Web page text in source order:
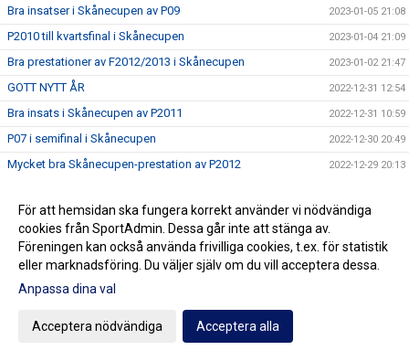
Bra insatser i Skånecupen av P09 2023-01-05 21:08
P2010 till kvartsfinal i Skånecupen 2023-01-04 21:09
Bra prestationer av F2012/2013 i Skånecupen 2023-01-02 21:47
GOTT NYTT ÅR 2022-12-31 12:54
Bra insats i Skånecupen av P2011 2022-12-31 10:59
P07 i semifinal i Skånecupen 2022-12-30 20:49
Mycket bra Skånecupen-prestation av P2012 2022-12-29 20:13
Fin teknisk fotboll av P2013 i Skånecupen 2022-12-28 20:06
Spänning och underhållning med P2014 i Skånecupen 2022-12-27 21:11
Köp Bingolotter till Nyårsafton av Kulladals FF 2022-12-26 21:49
Bra insats i Skånecupen av P2015
GOD JUL TILL ER ALLA
Resultat Dragning Kulladals FF Jullotteri 2022
För att hemsidan ska fungera korrekt använder vi nödvändiga
cookies från SportAdmin. Dessa går inte att stänga av.
Föreningen kan också använda frivilliga cookies, t.ex. för statistik
eller marknadsföring. Du väljer själv om du vill acceptera dessa.
Anpassa dina val
Acceptera nödvändiga Acceptera alla